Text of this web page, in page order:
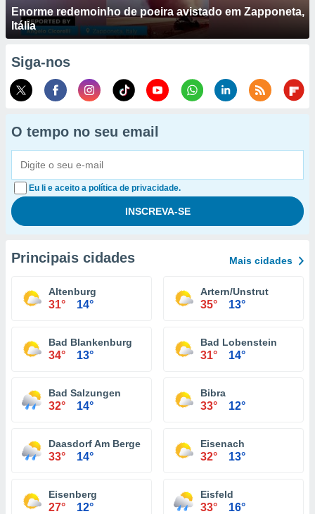
Enorme redemoinho de poeira avistado em Zapponeta,
Itália
Siga-nos
O tempo no seu email
Eu li e aceito a política de privacidade.
Principais cidades Mais cidades
Altenburg
31° 14°
Artern/Unstrut
35° 13°
Bad Blankenburg
34° 13°
Bad Lobenstein
31° 14°
Bad Salzungen
32° 14°
Bibra
33° 12°
Daasdorf Am Berge
33° 14°
Eisenach
32° 13°
Eisenberg
27° 12°
Eisfeld
33° 16°